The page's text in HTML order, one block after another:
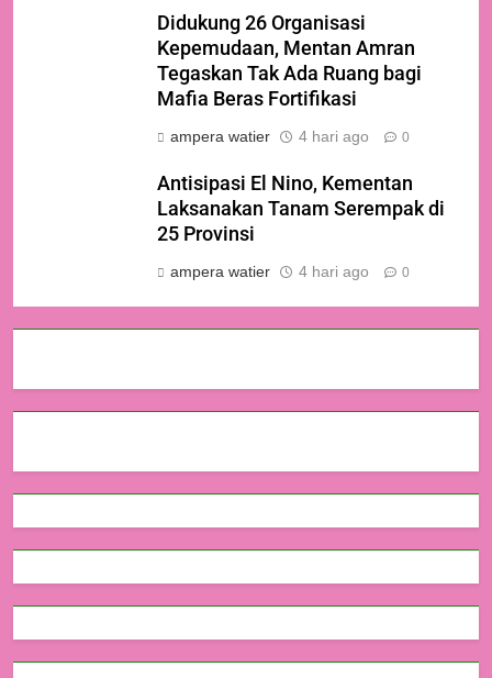
Didukung 26 Organisasi
Kepemudaan, Mentan Amran
Tegaskan Tak Ada Ruang bagi
Mafia Beras Fortifikasi
ampera watier 4 hari ago 0
Antisipasi El Nino, Kementan
Laksanakan Tanam Serempak di
25 Provinsi
ampera watier 4 hari ago 0